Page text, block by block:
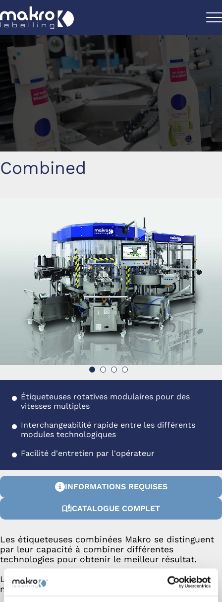
Combined
Étiqueteuses rotatives modulaires pour des
vitesses multiples
Interchangeabilité rapide entre les différents
modules technologiques
Facilité d'entretien par l'opérateur
INFORMATIONS REQUISES
CATALOGUE COMPLET
Les étiqueteuses combinées Makro se distinguent
par leur capacité à combiner différentes
technologies pour obtenir le meilleur résultat.
La flexibilité est une caractéristique essentielle de
nos étiqueteuses.